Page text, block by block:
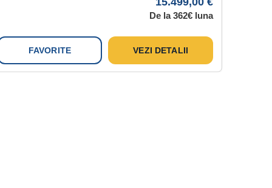
De la 362€ luna
FAVORITE VEZI DETALII